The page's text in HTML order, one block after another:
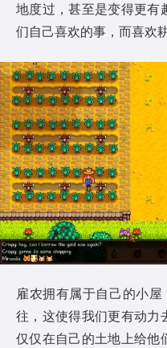
地度过，甚至是变得更有
们自己喜欢的事，而喜欢
雇农拥有属于自己的小
往，这使得我们更有动力
仅仅在自己的土地上给他